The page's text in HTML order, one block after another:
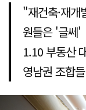
"재건축·재
원들은 '글쎄'
1.10 부동산
영남권 조합